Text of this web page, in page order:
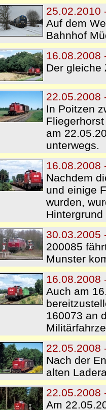
25.02.2010
Auf dem
Bahnhof
16.08.2008
Der gleiche
22.05.2008
In Poitzen
am
unterwegs.
16.08.2008
Nachdem
und einige
wurden,
30.03.2005
200085
Munster
16.08.2008
Auch am
160073 an
22.05.2008
Nach der
alten
22.05.2008
Am